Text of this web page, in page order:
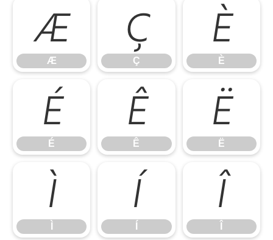
Æ
Æ
Ç
Ç
È
È
É
É
Ê
Ê
Ë
Ë
Ì Í Î